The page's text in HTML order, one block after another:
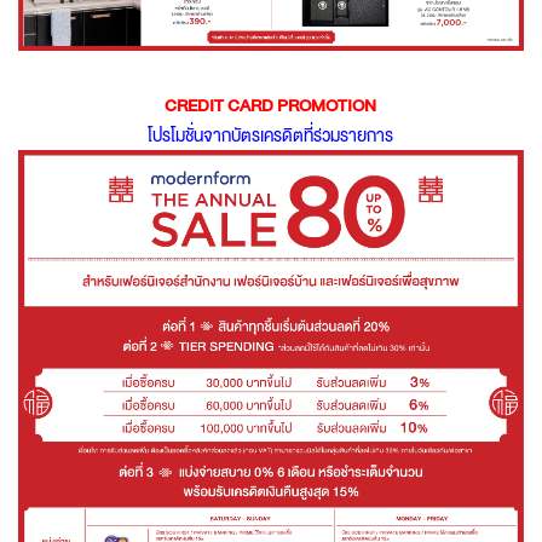
CREDIT CARD PROMOTION
โปรโมชั่นจากบัตรเครดิตที่ร่วมรายการ